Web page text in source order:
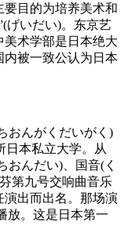
目的为培养美术和
げいだい)。东京艺
术学部是日本绝大
内被一致公认为日本
おんがくだいがく)
日本私立大学。从
おんだい)、国音(く
第九号交响曲音乐
演出而出名。那场演
放。这是日本第一